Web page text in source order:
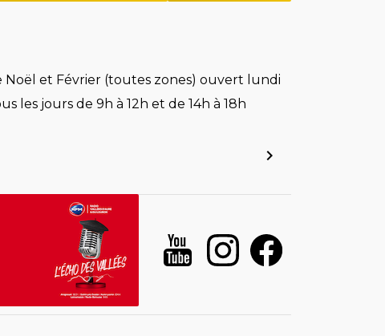
Noël et Février (toutes zones) ouvert lundi
les jours de 9h à 12h et de 14h à 18h